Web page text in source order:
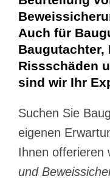
Auch für
Baugutachter,
Rissschäden
sind wir Ihr
Suchen Sie
eigenen
Ihnen offerieren
und